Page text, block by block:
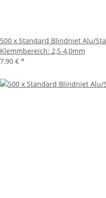
500 x Standard Blindniet Alu/
Klemmbereich: 2,5-4,0mm
7,90 € *